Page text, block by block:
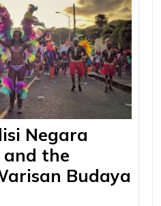
Negara
the
Budaya